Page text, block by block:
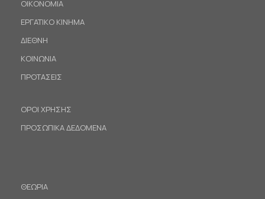
ΟΙΚΟΝΟΜΙΑ
ΕΡΓΑΤΙΚΟ ΚΙΝΗΜΑ
ΔΙΕΘΝΗ
ΚΟΙΝΩΝΙΑ
ΠΡΟΤΑΣΕΙΣ
ΟΡΟΙ ΧΡΗΣΗΣ
ΠΡΟΣΩΠΙΚΑ ΔΕΔΟΜΕΝΑ
ΘΕΩΡΙΑ